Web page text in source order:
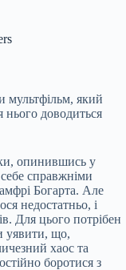
мультфільм, який
нього доводиться
опинившись у
справжніми
Богарта. Але
недостатньо, і
Для цього потрібен
уявити, що,
хаос та
боротися з